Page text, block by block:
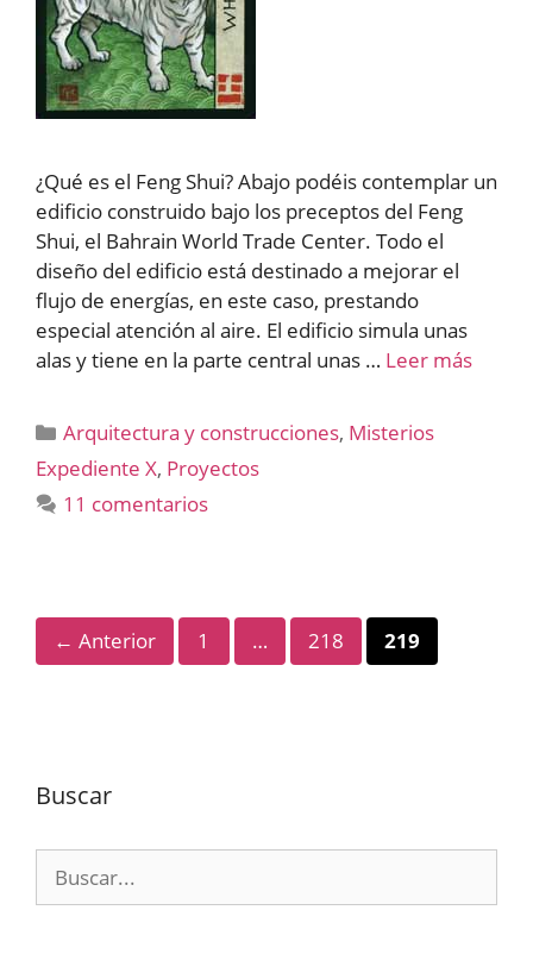
¿Qué es el Feng Shui? Abajo podéis contemplar un
edificio construido bajo los preceptos del Feng
Shui, el Bahrain World Trade Center. Todo el
diseño del edificio está destinado a mejorar el
flujo de energías, en este caso, prestando
especial atención al aire. El edificio simula unas
alas y tiene en la parte central unas … Leer más
Categorías
Arquitectura y construcciones, Misterios
Expediente X, Proyectos
11 comentarios
← Anterior Página
1 … Página
218 Página
219
Buscar